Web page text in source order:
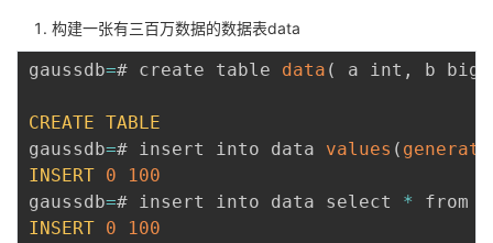
构建一张有三百万数据的数据表data
gaussdb=# create table data ( a int , b
CREATE TABLE
gaussdb=# insert into data values (
INSERT 0
100
gaussdb=# insert into data select *
from
INSERT 0
100